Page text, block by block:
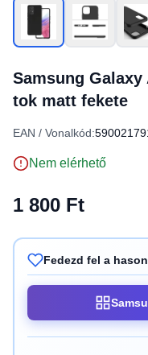
Samsung
tok matt fekete
EAN / Vonalkód:
Nem elérhető
1 800 Ft
Fedezd fel a